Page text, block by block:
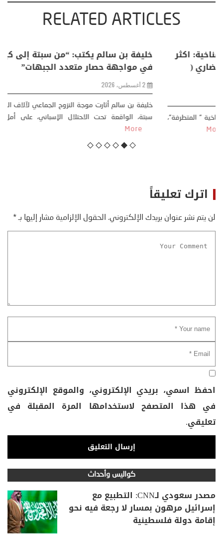
RELATED ARTICLES
منذر بالضيافي يكتب حول: التغيرات المناخية: اكثر
من ظاهرة طبيعية .. تحول اجتماعي وحضاري (
مقاربة سوسيولوجية )
كتب: منذر بالضيافي بدأت قصتي مع التغييرات المناخية ” المتطرفة”،
منذ نهاية ثمانينات القرن الماضي، حين أطردنا ...
اترك تعليقاً
لن يتم نشر عنوان بريدك الإلكتروني. الحقول الإلزامية مشار إليها بـ*
احفظ اسمي، بريدي الإلكتروني، والموقع الإلكتروني
في هذا المتصفح لاستخدامها المرة المقبلة في
تعليقي.
كواليس وأحداث
مصدر سعودي لـCNN: التطبيع مع
إسرائيل مرهون بمسار لا رجعة فيه نحو
إقامة دولة فلسطينية